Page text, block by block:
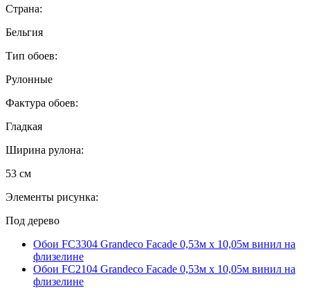
Страна:
Бельгия
Тип обоев:
Рулонные
Фактура обоев:
Гладкая
Ширина рулона:
53 см
Элементы рисунка:
Под дерево
Обои FC3304 Grandeco Facade 0,53м x 10,05м винил на
флизелине
Обои FC2104 Grandeco Facade 0,53м x 10,05м винил на
флизелине